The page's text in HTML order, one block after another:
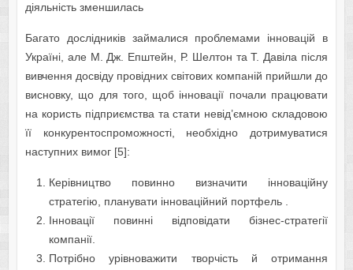
діяльність зменшилась
Багато дослідників займалися проблемами інновацій в
Україні, але М. Дж. Епштейн, Р. Шелтон та Т. Давіла після
вивчення досвіду провідних світових компаній прийшли до
висновку, що для того, щоб інновації почали працювати
на користь підприємства та стати невід’ємною складовою
її конкурентоспроможності, необхідно дотримуватися
наступних вимог [5]:
Керівництво повинно визначити інноваційну
стратегію, планувати інноваційний портфель .
Інновації повинні відповідати бізнес-стратегії
компанії.
Потрібно урівноважити творчість й отримання